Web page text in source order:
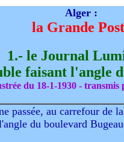
Alger :
la Grande
1.- le Journal
faisant l'angle
du 18-1-1930 -
passée, au carrefour de
du boulevard